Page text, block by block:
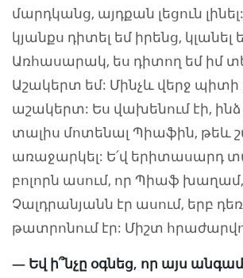
մարդկանց, այդքան լեցուն
կյանքս դիտել եմ իրենց, կլանել
Առհասարակ, ես դիտող եմ իմ
Աշակերտ եմ: Մինչև վերջ
աշակերտ: Ես վախենում էի, ինձ
տալիս մոտենալ Պիաֆին, թեև
առաջարկել: Ե՛վ երիտասարդ
բոլորն ասում, որ Պիաֆ խաղամ,
Չալդրանյանն էր ասում, երբ
թատրոնում էր: Միշտ
— Եվ ի՞նչը օգնեց, որ այս անգամ